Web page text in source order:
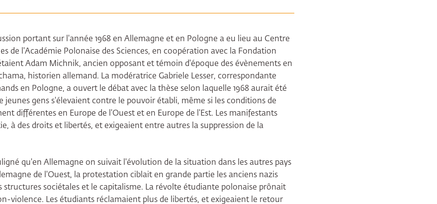
portant sur l'année 1968 en Allemagne et en Pologne a eu lieu au Centre
de l'Académie Polonaise des Sciences, en coopération avec la Fondation
Adam Michnik, ancien opposant et témoin d'époque des évènements en
historien allemand. La modératrice Gabriele Lesser, correspondante
en Pologne, a ouvert le débat avec la thèse selon laquelle 1968 aurait été
jeunes gens s'élevaient contre le pouvoir établi, même si les conditions de
différentes en Europe de l'Ouest et en Europe de l'Est. Les manifestants
à des droits et libertés, et exigeaient entre autres la suppression de la
qu'en Allemagne on suivait l'évolution de la situation dans les autres pays
de l'Ouest, la protestation ciblait en grande partie les anciens nazis
structures sociétales et le capitalisme. La révolte étudiante polonaise prônait
violence. Les étudiants réclamaient plus de libertés, et exigeaient le retour